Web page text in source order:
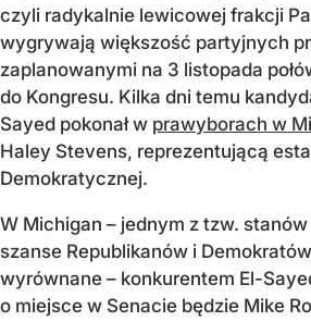
czyli radykalnie lewicowej frakcji
wygrywają większość partyjnych
zaplanowanymi na 3 listopada
do Kongresu. Kilka dni temu
Sayed pokonał w prawyborach w
Haley Stevens, reprezentującą
Demokratycznej.
W Michigan – jednym z tzw.
szanse Republikanów i
wyrównane – konkurentem El-
o miejsce w Senacie będzie Mike